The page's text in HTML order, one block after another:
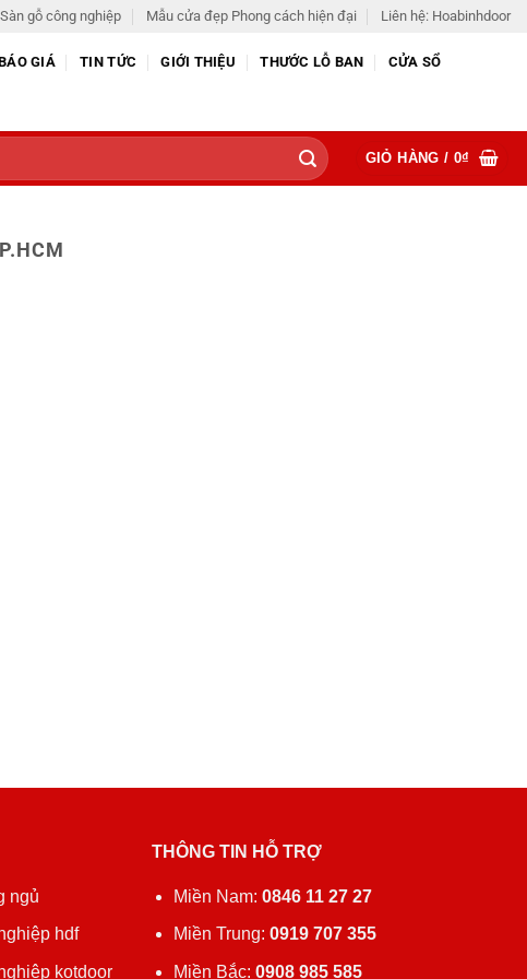
Sàn gỗ công nghiệp Mẫu cửa đẹp Phong cách hiện đại Liên hệ: Hoabinhdoor
GIÁ TIN TỨC GIỚI THIỆU THƯỚC LỖ BAN CỬA SỔ
GIỎ HÀNG / 0₫
ngủ
hdf
kotdoor
THÔNG TIN HỖ TRỢ
Miền Nam:0846 11 27 27
Miền Trung:0919 707 355
Miền Bắc:0908 985 585